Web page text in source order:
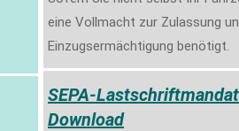
eine Vollmacht zur Zulassung
Einzugsermächtigung benötigt.
SEPA-
Download